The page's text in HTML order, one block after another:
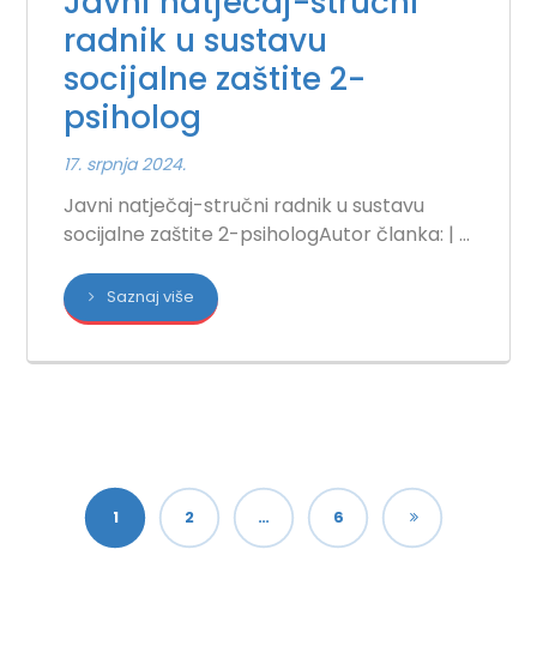
radnik u sustavu
socijalne zaštite 2-
psiholog
17. srpnja 2024.
Javni natječaj-stručni radnik u sustavu
socijalne zaštite 2-psihologAutor članka: | ...
Saznaj više
1 2 … 6